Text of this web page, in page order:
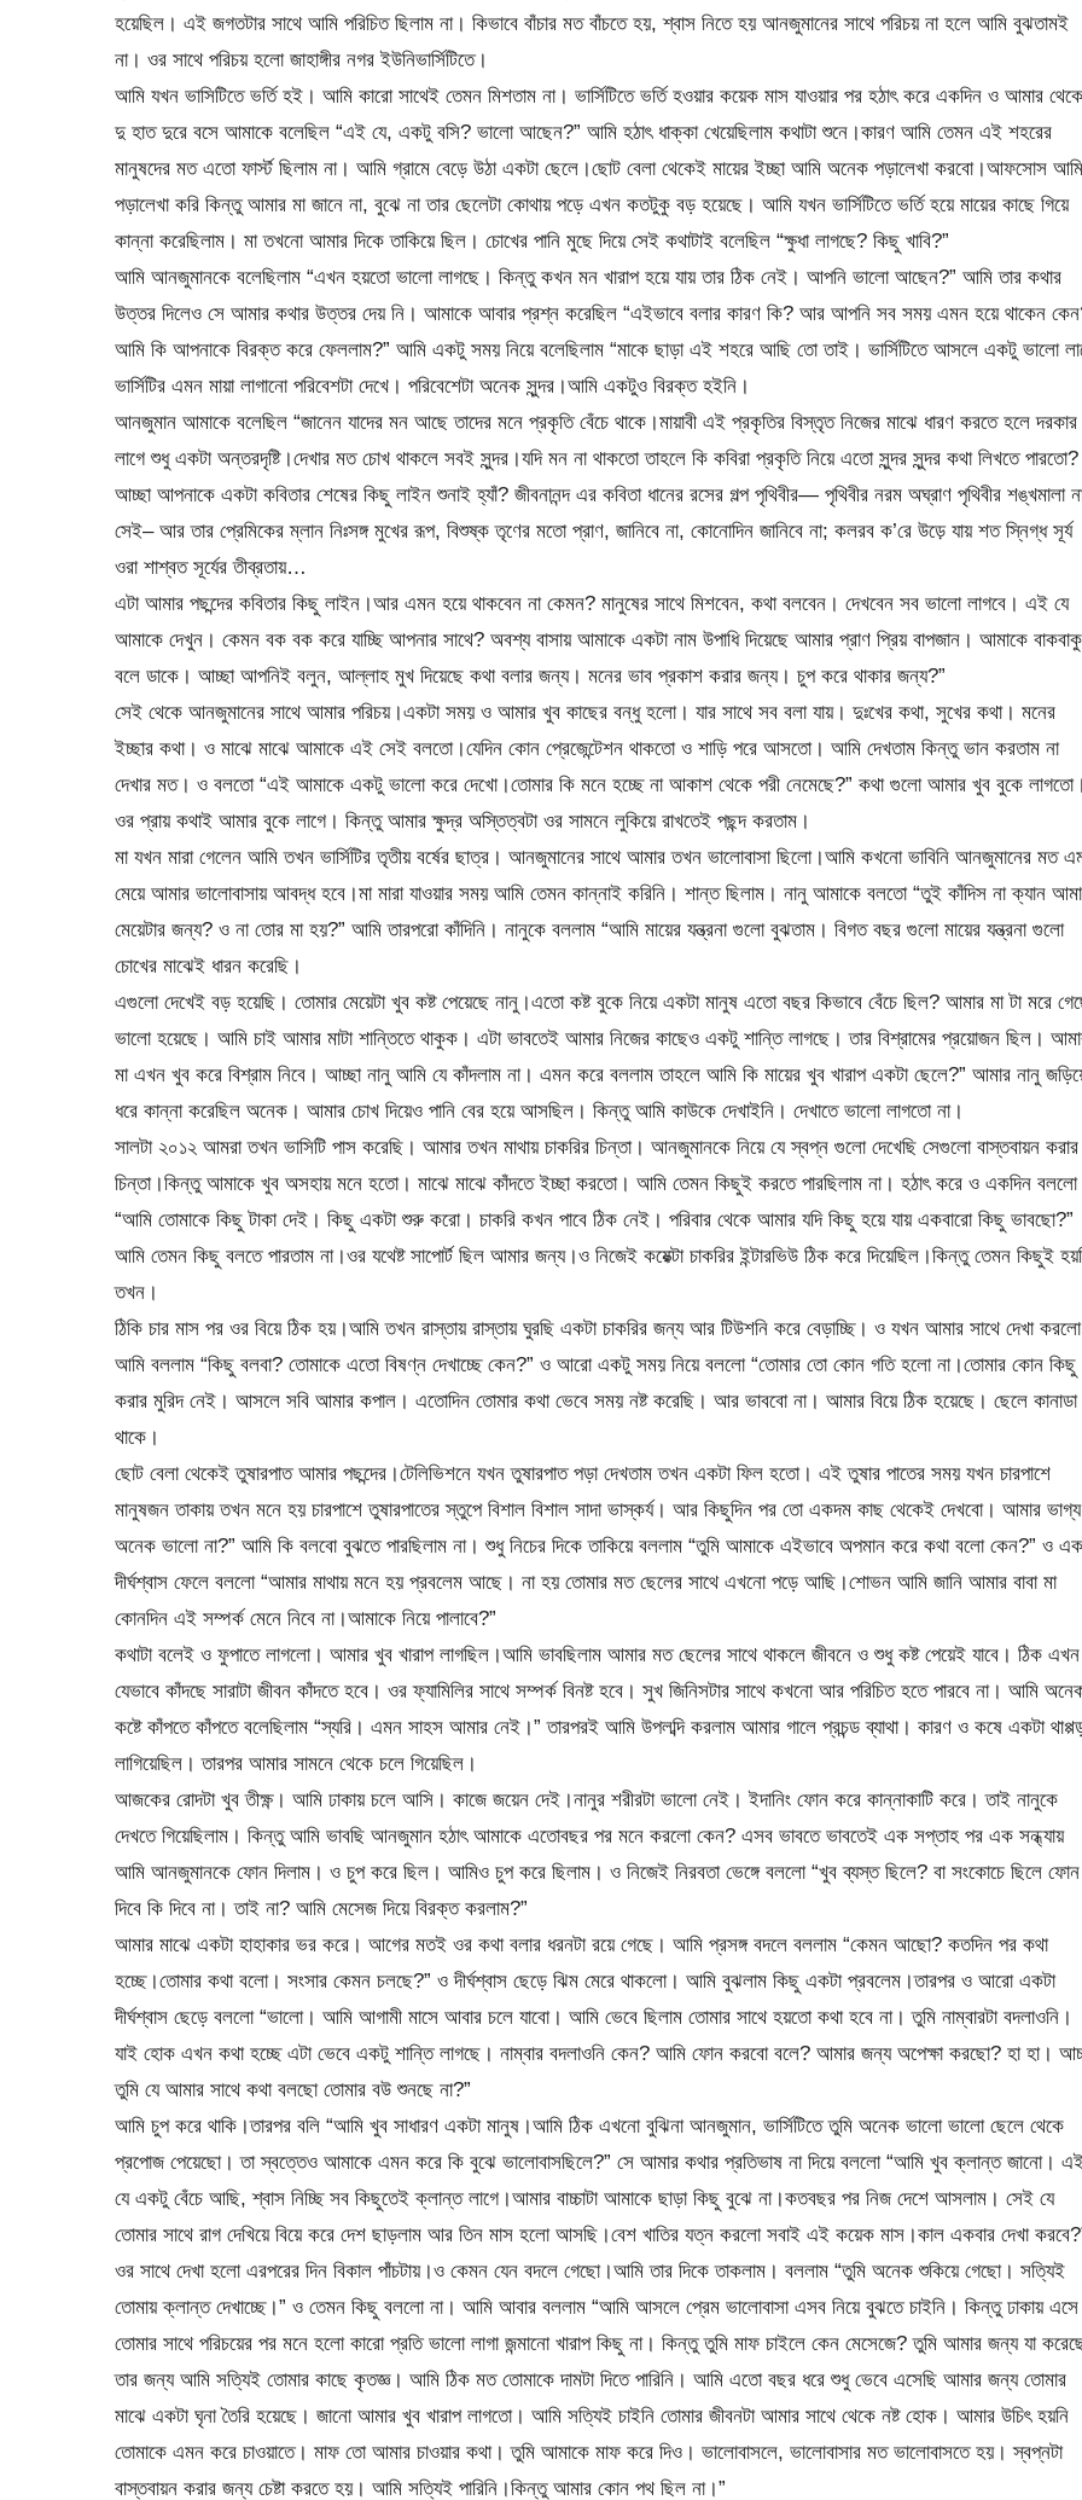
হয়েছিল। এই জগতটার সাথে আমি পরিচিত ছিলাম না। কিভাবে বাঁচার মত বাঁচতে হয়, শ্বাস নিতে হয় আনজুমানের সাথে পরিচয় না হলে আমি বুঝতামই
না। ওর সাথে পরিচয় হলো জাহাঙ্গীর নগর ইউনিভার্সিটিতে।
আমি যখন ভাসিটিতে ভর্তি হই। আমি কারো সাথেই তেমন মিশতাম না। ভার্সিটিতে ভর্তি হওয়ার কয়েক মাস যাওয়ার পর হঠাৎ করে একদিন ও আমার থেকে
দু হাত দুরে বসে আমাকে বলেছিল “এই যে, একটু বসি? ভালো আছেন?” আমি হঠাৎ ধাক্কা খেয়েছিলাম কথাটা শুনে।কারণ আমি তেমন এই শহরের
মানুষদের মত এতো ফার্স্ট ছিলাম না। আমি গ্রামে বেড়ে উঠা একটা ছেলে।ছোট বেলা থেকেই মায়ের ইচ্ছা আমি অনেক পড়ালেখা করবো।আফসোস আমি
পড়ালেখা করি কিন্তু আমার মা জানে না, বুঝে না তার ছেলেটা কোথায় পড়ে এখন কতটুকু বড় হয়েছে। আমি যখন ভার্সিটিতে ভর্তি হয়ে মায়ের কাছে গিয়ে
কান্না করেছিলাম। মা তখনো আমার দিকে তাকিয়ে ছিল। চোখের পানি মুছে দিয়ে সেই কথাটাই বলেছিল “ক্ষুধা লাগছে? কিছু খাবি?”
আমি আনজুমানকে বলেছিলাম “এখন হয়তো ভালো লাগছে। কিন্তু কখন মন খারাপ হয়ে যায় তার ঠিক নেই। আপনি ভালো আছেন?” আমি তার কথার
উত্তর দিলেও সে আমার কথার উত্তর দেয় নি। আমাকে আবার প্রশ্ন করেছিল “এইভাবে বলার কারণ কি? আর আপনি সব সময় এমন হয়ে থাকেন
আমি কি আপনাকে বিরক্ত করে ফেললাম?” আমি একটু সময় নিয়ে বলেছিলাম “মাকে ছাড়া এই শহরে আছি তো তাই। ভার্সিটিতে আসলে একটু ভালো
ভার্সিটির এমন মায়া লাগানো পরিবেশটা দেখে। পরিবেশেটা অনেক সুন্দর।আমি একটুও বিরক্ত হইনি।
আনজুমান আমাকে বলেছিল “জানেন যাদের মন আছে তাদের মনে প্রকৃতি বেঁচে থাকে।মায়াবী এই প্রকৃতির বিস্তৃত নিজের মাঝে ধারণ করতে হলে দরকার
লাগে শুধু একটা অন্তরদৃষ্টি।দেখার মত চোখ থাকলে সবই সুন্দর।যদি মন না থাকতো তাহলে কি কবিরা প্রকৃতি নিয়ে এতো সুন্দর সুন্দর কথা লিখতে পারতো?
আচ্ছা আপনাকে একটা কবিতার শেষের কিছু লাইন শুনাই হ্যাঁ? জীবনানন্দ এর কবিতা ধানের রসের গল্প পৃথিবীর— পৃথিবীর নরম অঘ্রাণ পৃথিবীর শঙ্খমালা
সেই– আর তার প্রেমিকের ম্লান নিঃসঙ্গ মুখের রূপ, বিশুষ্ক তৃণের মতো প্রাণ, জানিবে না, কোনোদিন জানিবে না; কলরব ক’রে উড়ে যায় শত স্নিগ্ধ সূর্য
ওরা শাশ্বত সূর্যের তীব্রতায়…
এটা আমার পছন্দের কবিতার কিছু লাইন।আর এমন হয়ে থাকবেন না কেমন? মানুষের সাথে মিশবেন, কথা বলবেন। দেখবেন সব ভালো লাগবে। এই যে
আমাকে দেখুন। কেমন বক বক করে যাচ্ছি আপনার সাথে? অবশ্য বাসায় আমাকে একটা নাম উপাধি দিয়েছে আমার প্রাণ প্রিয় বাপজান। আমাকে
বলে ডাকে। আচ্ছা আপনিই বলুন, আল্লাহ মুখ দিয়েছে কথা বলার জন্য। মনের ভাব প্রকাশ করার জন্য। চুপ করে থাকার জন্য?”
সেই থেকে আনজুমানের সাথে আমার পরিচয়।একটা সময় ও আমার খুব কাছের বন্ধু হলো। যার সাথে সব বলা যায়। দুঃখের কথা, সুখের কথা। মনের
ইচ্ছার কথা। ও মাঝে মাঝে আমাকে এই সেই বলতো।যেদিন কোন প্রেজেন্টেশন থাকতো ও শাড়ি পরে আসতো। আমি দেখতাম কিন্তু ভান করতাম না
দেখার মত। ও বলতো “এই আমাকে একটু ভালো করে দেখো।তোমার কি মনে হচ্ছে না আকাশ থেকে পরী নেমেছে?” কথা গুলো আমার খুব বুকে লাগতো।
ওর প্রায় কথাই আমার বুকে লাগে। কিন্তু আমার ক্ষুদ্র অস্তিত্বটা ওর সামনে লুকিয়ে রাখতেই পছন্দ করতাম।
মা যখন মারা গেলেন আমি তখন ভার্সিটির তৃতীয় বর্ষের ছাত্র। আনজুমানের সাথে আমার তখন ভালোবাসা ছিলো।আমি কখনো ভাবিনি আনজুমানের মত
মেয়ে আমার ভালোবাসায় আবদ্ধ হবে।মা মারা যাওয়ার সময় আমি তেমন কান্নাই করিনি। শান্ত ছিলাম। নানু আমাকে বলতো “তুই কাঁদিস না ক্যান
মেয়েটার জন্য? ও না তোর মা হয়?” আমি তারপরো কাঁদিনি। নানুকে বললাম “আমি মায়ের যন্ত্রনা গুলো বুঝতাম। বিগত বছর গুলো মায়ের যন্ত্রনা গুলো
চোখের মাঝেই ধারন করেছি।
এগুলো দেখেই বড় হয়েছি। তোমার মেয়েটা খুব কষ্ট পেয়েছে নানু।এতো কষ্ট বুকে নিয়ে একটা মানুষ এতো বছর কিভাবে বেঁচে ছিল? আমার মা টা মরে
ভালো হয়েছে। আমি চাই আমার মাটা শান্তিতে থাকুক। এটা ভাবতেই আমার নিজের কাছেও একটু শান্তি লাগছে। তার বিশ্রামের প্রয়োজন ছিল।
মা এখন খুব করে বিশ্রাম নিবে। আচ্ছা নানু আমি যে কাঁদলাম না। এমন করে বললাম তাহলে আমি কি মায়ের খুব খারাপ একটা ছেলে?” আমার নানু
ধরে কান্না করেছিল অনেক। আমার চোখ দিয়েও পানি বের হয়ে আসছিল। কিন্তু আমি কাউকে দেখাইনি। দেখাতে ভালো লাগতো না।
সালটা ২০১২ আমরা তখন ভাসিটি পাস করেছি। আমার তখন মাথায় চাকরির চিন্তা। আনজুমানকে নিয়ে যে স্বপ্ন গুলো দেখেছি সেগুলো বাস্তবায়ন করার
চিন্তা।কিন্তু আমাকে খুব অসহায় মনে হতো। মাঝে মাঝে কাঁদতে ইচ্ছা করতো। আমি তেমন কিছুই করতে পারছিলাম না। হঠাৎ করে ও একদিন বললো
“আমি তোমাকে কিছু টাকা দেই। কিছু একটা শুরু করো। চাকরি কখন পাবে ঠিক নেই। পরিবার থেকে আমার যদি কিছু হয়ে যায় একবারো কিছু ভাবছো?”
আমি তেমন কিছু বলতে পারতাম না।ওর যথেষ্ট সাপোর্ট ছিল আমার জন্য।ও নিজেই কয়েক্টা চাকরির ইন্টারভিউ ঠিক করে দিয়েছিল।কিন্তু তেমন কিছুই
তখন।
ঠিকি চার মাস পর ওর বিয়ে ঠিক হয়।আমি তখন রাস্তায় রাস্তায় ঘুরছি একটা চাকরির জন্য আর টিউশনি করে বেড়াচ্ছি। ও যখন আমার সাথে দেখা করলো
আমি বললাম “কিছু বলবা? তোমাকে এতো বিষণ্ন দেখাচ্ছে কেন?” ও আরো একটু সময় নিয়ে বললো “তোমার তো কোন গতি হলো না।তোমার কোন কিছু
করার মুরিদ নেই। আসলে সবি আমার কপাল। এতোদিন তোমার কথা ভেবে সময় নষ্ট করেছি। আর ভাববো না। আমার বিয়ে ঠিক হয়েছে। ছেলে কানাডা
থাকে।
ছোট বেলা থেকেই তুষারপাত আমার পছন্দের।টেলিভিশনে যখন তুষারপাত পড়া দেখতাম তখন একটা ফিল হতো। এই তুষার পাতের সময় যখন চারপাশে
মানুষজন তাকায় তখন মনে হয় চারপাশে তুষারপাতের স্তুপে বিশাল বিশাল সাদা ভাস্কর্য। আর কিছুদিন পর তো একদম কাছ থেকেই দেখবো। আমার ভাগ্য
অনেক ভালো না?” আমি কি বলবো বুঝতে পারছিলাম না। শুধু নিচের দিকে তাকিয়ে বললাম “তুমি আমাকে এইভাবে অপমান করে কথা বলো কেন?” ও
দীর্ঘশ্বাস ফেলে বললো “আমার মাথায় মনে হয় প্রবলেম আছে। না হয় তোমার মত ছেলের সাথে এখনো পড়ে আছি।শোভন আমি জানি আমার বাবা মা
কোনদিন এই সম্পর্ক মেনে নিবে না।আমাকে নিয়ে পালাবে?”
কথাটা বলেই ও ফুপাতে লাগলো। আমার খুব খারাপ লাগছিল।আমি ভাবছিলাম আমার মত ছেলের সাথে থাকলে জীবনে ও শুধু কষ্ট পেয়েই যাবে। ঠিক এখন
যেভাবে কাঁদছে সারাটা জীবন কাঁদতে হবে। ওর ফ্যামিলির সাথে সম্পর্ক বিনষ্ট হবে। সুখ জিনিসটার সাথে কখনো আর পরিচিত হতে পারবে না। আমি
কষ্টে কাঁপতে কাঁপতে বলেছিলাম “স্যরি। এমন সাহস আমার নেই।” তারপরই আমি উপলব্দি করলাম আমার গালে প্রচন্ড ব্যাথা। কারণ ও কষে একটা
লাগিয়েছিল। তারপর আমার সামনে থেকে চলে গিয়েছিল।
আজকের রোদটা খুব তীক্ষ্ণ। আমি ঢাকায় চলে আসি। কাজে জয়েন দেই।নানুর শরীরটা ভালো নেই। ইদানিং ফোন করে কান্নাকাটি করে। তাই নানুকে
দেখতে গিয়েছিলাম। কিন্তু আমি ভাবছি আনজুমান হঠাৎ আমাকে এতোবছর পর মনে করলো কেন? এসব ভাবতে ভাবতেই এক সপ্তাহ পর এক সন্ধ্যায়
আমি আনজুমানকে ফোন দিলাম। ও চুপ করে ছিল। আমিও চুপ করে ছিলাম। ও নিজেই নিরবতা ভেঙ্গে বললো “খুব ব্যস্ত ছিলে? বা সংকোচে ছিলে ফোন
দিবে কি দিবে না। তাই না? আমি মেসেজ দিয়ে বিরক্ত করলাম?”
আমার মাঝে একটা হাহাকার ভর করে। আগের মতই ওর কথা বলার ধরনটা রয়ে গেছে। আমি প্রসঙ্গ বদলে বললাম “কেমন আছো? কতদিন পর কথা
হচ্ছে।তোমার কথা বলো। সংসার কেমন চলছে?” ও দীর্ঘশ্বাস ছেড়ে ঝিম মেরে থাকলো। আমি বুঝলাম কিছু একটা প্রবলেম।তারপর ও আরো একটা
দীর্ঘশ্বাস ছেড়ে বললো “ভালো। আমি আগামী মাসে আবার চলে যাবো। আমি ভেবে ছিলাম তোমার সাথে হয়তো কথা হবে না। তুমি নাম্বারটা বদলাওনি।
যাই হোক এখন কথা হচ্ছে এটা ভেবে একটু শান্তি লাগছে। নাম্বার বদলাওনি কেন? আমি ফোন করবো বলে? আমার জন্য অপেক্ষা করছো? হা হা।
তুমি যে আমার সাথে কথা বলছো তোমার বউ শুনছে না?”
আমি চুপ করে থাকি।তারপর বলি “আমি খুব সাধারণ একটা মানুষ।আমি ঠিক এখনো বুঝিনা আনজুমান, ভার্সিটিতে তুমি অনেক ভালো ভালো ছেলে থেকে
প্রপোজ পেয়েছো। তা স্বত্তেও আমাকে এমন করে কি বুঝে ভালোবাসছিলে?” সে আমার কথার প্রতিভাষ না দিয়ে বললো “আমি খুব ক্লান্ত জানো।
যে একটু বেঁচে আছি, শ্বাস নিচ্ছি সব কিছুতেই ক্লান্ত লাগে।আমার বাচ্চাটা আমাকে ছাড়া কিছু বুঝে না।কতবছর পর নিজ দেশে আসলাম। সেই যে
তোমার সাথে রাগ দেখিয়ে বিয়ে করে দেশ ছাড়লাম আর তিন মাস হলো আসছি।বেশ খাতির যত্ন করলো সবাই এই কয়েক মাস।কাল একবার দেখা
ওর সাথে দেখা হলো এরপরের দিন বিকাল পাঁচটায়।ও কেমন যেন বদলে গেছো।আমি তার দিকে তাকলাম। বললাম “তুমি অনেক শুকিয়ে গেছো। সত্যিই
তোমায় ক্লান্ত দেখাচ্ছে।” ও তেমন কিছু বললো না। আমি আবার বললাম “আমি আসলে প্রেম ভালোবাসা এসব নিয়ে বুঝতে চাইনি। কিন্তু ঢাকায় এসে
তোমার সাথে পরিচয়ের পর মনে হলো কারো প্রতি ভালো লাগা জন্মানো খারাপ কিছু না। কিন্তু তুমি মাফ চাইলে কেন মেসেজে? তুমি আমার জন্য যা
তার জন্য আমি সত্যিই তোমার কাছে কৃতজ্ঞ। আমি ঠিক মত তোমাকে দামটা দিতে পারিনি। আমি এতো বছর ধরে শুধু ভেবে এসেছি আমার জন্য তোমার
মাঝে একটা ঘৃনা তৈরি হয়েছে। জানো আমার খুব খারাপ লাগতো। আমি সত্যিই চাইনি তোমার জীবনটা আমার সাথে থেকে নষ্ট হোক। আমার উচিৎ হয়নি
তোমাকে এমন করে চাওয়াতে। মাফ তো আমার চাওয়ার কথা। তুমি আমাকে মাফ করে দিও। ভালোবাসলে, ভালোবাসার মত ভালোবাসতে হয়। স্বপ্নটা
বাস্তবায়ন করার জন্য চেষ্টা করতে হয়। আমি সত্যিই পারিনি।কিন্তু আমার কোন পথ ছিল না।”